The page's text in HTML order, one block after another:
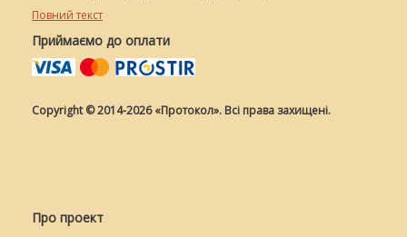
Повний текст
Приймаємо до оплати
Copyright © 2014-2026 «Протокол». Всі права захищені.
Про проект